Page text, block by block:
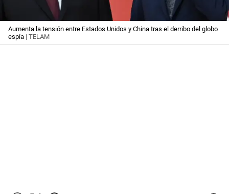
Aumenta la tensión entre Estados Unidos y China tras el derribo del globo
espía | TELAM